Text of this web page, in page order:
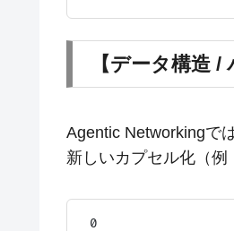
【データ構造 /
Agentic Networkingで
新しいカプセル化（例
0